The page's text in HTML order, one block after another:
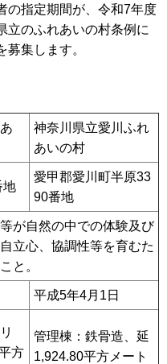
の指定期間が、令和7年度
立のふれあいの村条例に
集します。
神奈川県立愛川ふれ
あいの村
地
愛甲郡愛川町半原33
90番地
が自然の中での体験及び
立心、協調性等を育むた
と。
平成5年4月1日
方
管理棟：鉄骨造、延
1,924.80平方メート